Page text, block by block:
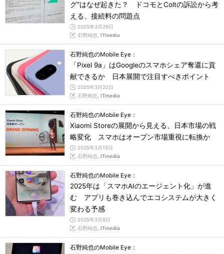
グ”はなぜ起きた？ ドコモとColtの訴訟から考
える、接続料の問題点
2025年3月29日
石野純也, ITmedia
石野純也のMobile Eye：
「Pixel 9a」はGoogleのスマホシェア奪還に貢
献できるか 日本展開で注目すべきポイント
2025年3月22日
石野純也, ITmedia
石野純也のMobile Eye：
Xiaomi Storeの展開から見える、日本市場の戦
略変化 スマホはオープン市場重視に転換か
2025年3月15日
石野純也, ITmedia
石野純也のMobile Eye：
2025年は「スマホAIのエージェント化」が進
む アプリも巻き込んでエコシステムが大きく
変わる予感
2025年3月8日
石野純也, ITmedia
石野純也のMobile Eye：